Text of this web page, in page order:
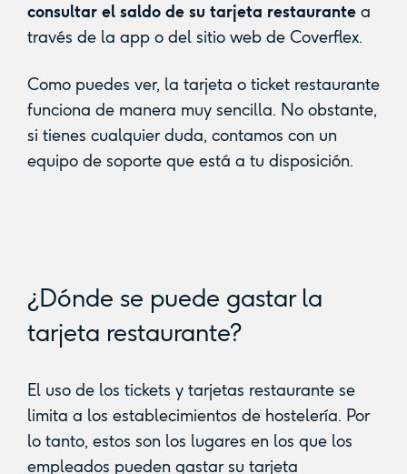
consultar el saldo de su tarjeta restaurantea
través de la app o del sitio web de Coverflex.
Como puedes ver, la tarjeta o ticket restaurante
funciona de manera muy sencilla. No obstante,
si tienes cualquier duda, contamos con un
equipo de soporte que está a tu disposición.
¿Dónde se puede gastar la
tarjeta restaurante?
El uso de los tickets y tarjetas restaurante se
limita a los establecimientos de hostelería. Por
lo tanto, estos son los lugares en los que los
empleados pueden gastar su tarjeta